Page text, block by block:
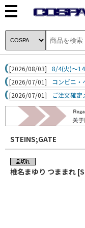
[2026/08/03]
8/4(火)～
[2026/07/01]
コンビニ・
[2026/07/01]
ご注文確定
STEINS;GATE
椎名まゆり つままれ